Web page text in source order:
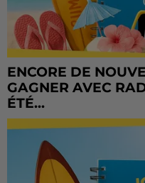
ENCORE DE
GAGNER AVEC
ÉTÉ...